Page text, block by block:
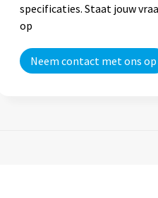
specificaties. Staat jouw
op
Neem contact met ons op